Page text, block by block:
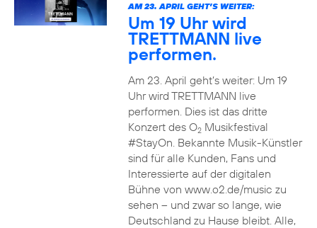
AM 23. APRIL GEHT’S WEITER:
Um 19 Uhr wird
TRETTMANN live
performen.
Am 23. April geht’s weiter: Um 19
Uhr wird TRETTMANN live
performen. Dies ist das dritte
Konzert des O2Musikfestival
#StayOn. Bekannte Musik-Künstler
sind für alle Kunden, Fans und
Interessierte auf der digitalen
Bühne von www.o2.de/music zu
sehen – und zwar so lange, wie
Deutschland zu Hause bleibt. Alle,